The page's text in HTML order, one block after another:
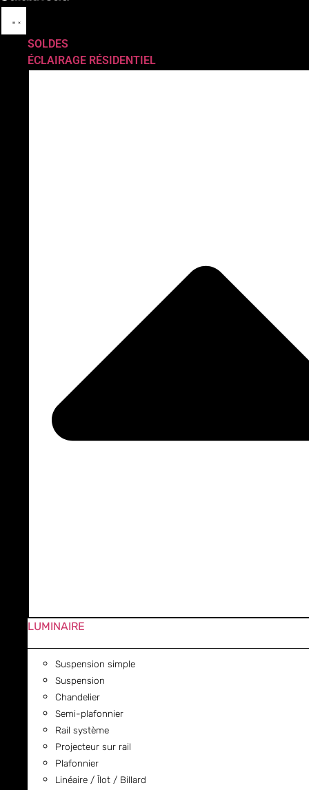
SOLDES
ÉCLAIRAGE RÉSIDENTIEL
LUMINAIRE
Suspension simple
Suspension
Chandelier
Semi-plafonnier
Rail système
Projecteur sur rail
Plafonnier
Linéaire / Îlot / Billard